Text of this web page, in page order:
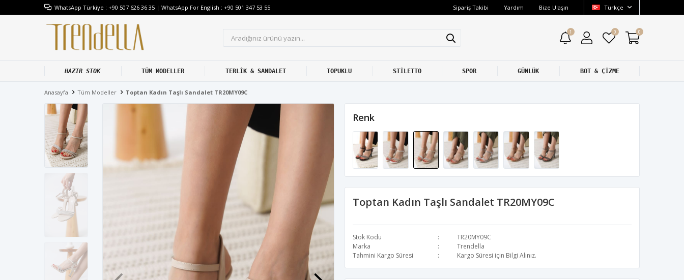
WhatsApp Türkiye : +90 507 626 36 35 | WhatsApp For English : +90 501 347 53 55 Sipariş Takibi Yardım Bize Ulaşın Türkçe
1 0 0
HAZIR STOK TÜM MODELLER TERLİK & SANDALET TOPUKLU STİLETTO SPOR GÜNLÜK BOT & ÇİZME
Anasayfa Tüm Modeller Toptan Kadın Taşlı Sandalet TR20MY09C
Toptan Kadın Taşlı Sandalet TR20MY09C
Stok Kodu
TR20MY09C
Marka
Trendella
Tahmini Kargo Süresi
Kargo Süresi için Bilgi Alınız.
Renk